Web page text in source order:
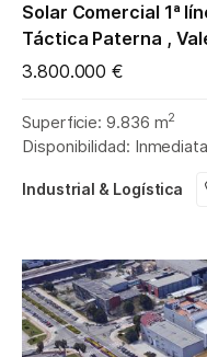
Solar Comercial 1ª
Táctica Paterna ,
3.800.000 €
Superficie: 9.836 m2
Disponibilidad: Inmediata
Industrial & Logística